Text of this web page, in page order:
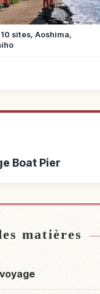
sites, Aoshima,
Boat Pier
matières